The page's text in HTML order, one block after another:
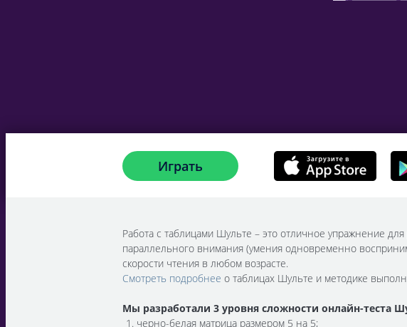
Играть
Работа с таблицами Шульте – это отличное упражнение
параллельного внимания (умения одновременно
скорости чтения в любом возрасте.
Смотреть подробнее о таблицах Шульте и методике
Мы разработали 3 уровня сложности онлайн-теста
черно-белая матрица размером 5 на 5;